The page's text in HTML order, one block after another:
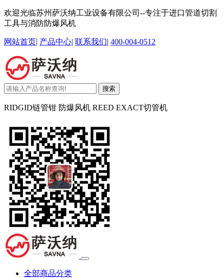
欢迎光临苏州萨沃纳工业设备有限公司--专注于进口管道切割
工具与消防防爆风机
网站首页| 产品中心| 联系我们| 400-004-0512
搜索
RIDGID链管钳 防爆风机 REED EXACT切管机
全部商品分类